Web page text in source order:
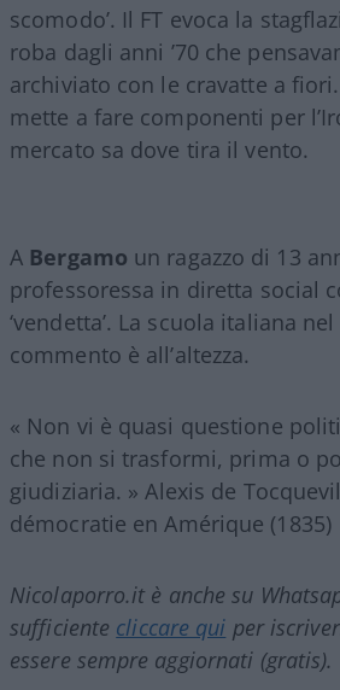
scomodo’. Il FT evoca la
roba dagli anni ’70 che
archiviato con le cravatte a
mette a fare componenti per
mercato sa dove tira il vento.
A Bergamo un ragazzo di 13
professoressa in diretta social
‘vendetta’. La scuola italiana
commento è all’altezza.
« Non vi è quasi questione
che non si trasformi, prima o
giudiziaria. » Alexis de
démocratie en Amérique (1835)
Nicolaporro.it è anche su
sufficiente cliccare qui per
essere sempre aggiornati (gratis).